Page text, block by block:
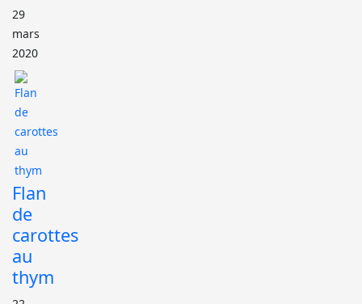
29
mars
2020
Flan
de
carottes
au
thym